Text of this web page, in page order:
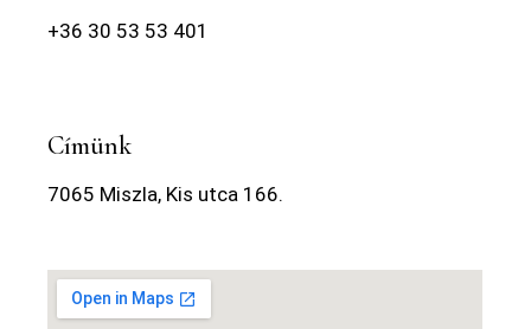
+36 30 53 53 401
Címünk
7065 Miszla, Kis utca 166.